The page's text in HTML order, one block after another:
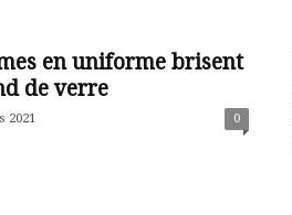
en uniforme brisent
de verre
2021 0